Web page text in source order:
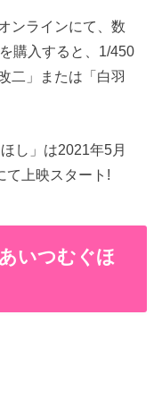
ンラインにて、数
購入すると、1/450
二」または「白羽
し」は2021年5月
て上映スタート!
いつむぐほ